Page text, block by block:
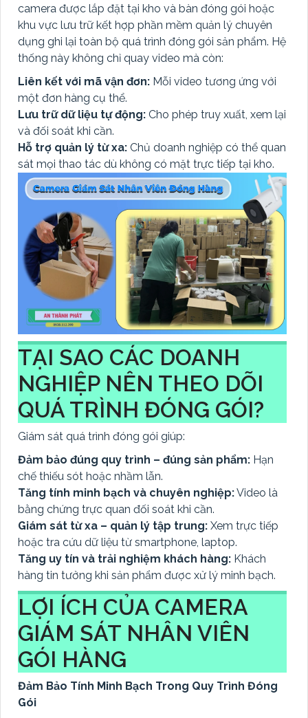
camera được lắp đặt tại kho và bàn đóng gói hoặc
khu vực lưu trữ kết hợp phần mềm quản lý chuyên
dụng ghi lại toàn bộ quá trình đóng gói sản phẩm. Hệ
thống này không chỉ quay video mà còn:
Liên kết với mã vận đơn: Mỗi video tương ứng với
một đơn hàng cụ thể.
Lưu trữ dữ liệu tự động: Cho phép truy xuất, xem lại
và đối soát khi cần.
Hỗ trợ quản lý từ xa: Chủ doanh nghiệp có thể quan
sát mọi thao tác dù không có mặt trực tiếp tại kho.
TẠI SAO CÁC DOANH
NGHIỆP NÊN THEO DÕI
QUÁ TRÌNH ĐÓNG GÓI?
Giám sát quá trình đóng gói giúp:
Đảm bảo đúng quy trình – đúng sản phẩm: Hạn
chế thiếu sót hoặc nhầm lẫn.
Tăng tính minh bạch và chuyên nghiệp:Video là
bằng chứng trực quan đối soát khi cần.
Giám sát từ xa – quản lý tập trung: Xem trực tiếp
hoặc tra cứu dữ liệu từ smartphone, laptop.
Tăng uy tín và trải nghiệm khách hàng: Khách
hàng tin tưởng khi sản phẩm được xử lý minh bạch.
LỢI ÍCH CỦA CAMERA
GIÁM SÁT NHÂN VIÊN
GÓI HÀNG
Đảm Bảo Tính Minh Bạch Trong Quy Trình Đóng
Gói